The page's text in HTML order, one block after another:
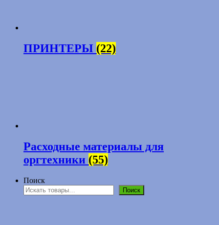
ПРИНТЕРЫ (22)
Расходные материалы для
оргтехники (55)
Поиск
Поиск